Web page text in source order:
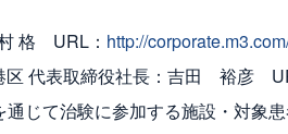
格 URL： http://
区 代表取締役社長：吉田 裕彦
じて治験に参加する施設・対象